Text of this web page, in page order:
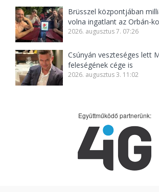
Brüsszel központjában
volna ingatlant az Orbán-
2026. augusztus 7. 07:26
Csúnyán veszteséges lett
feleségének cége is
2026. augusztus 3. 11:02
Együttműködő partnerünk: